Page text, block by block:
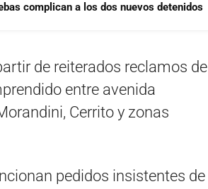
complican a los dos nuevos detenidos
de reiterados reclamos de
entre avenida
Cerrito y zonas
pedidos insistentes de